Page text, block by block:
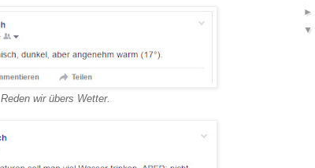
Reden wir übers Wetter.
►
▼